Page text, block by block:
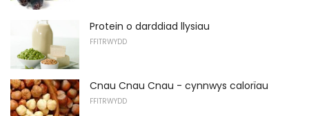
Protein o darddiad llysiau
FFITRWYDD
Cnau Cnau Cnau - cynnwys calorïau
FFITRWYDD